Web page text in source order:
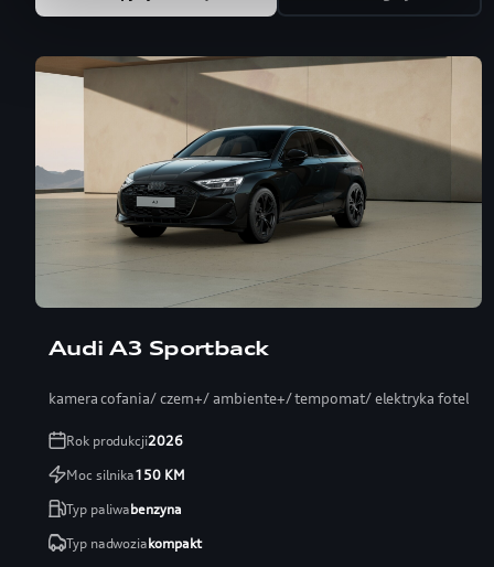
Audi A3 Sportback
kamera cofania/ czern+/ ambiente+/ tempomat/ elektryka fotel
Rok produkcji2026
Moc silnika150KM
Typ paliwabenzyna
Typ nadwoziakompakt